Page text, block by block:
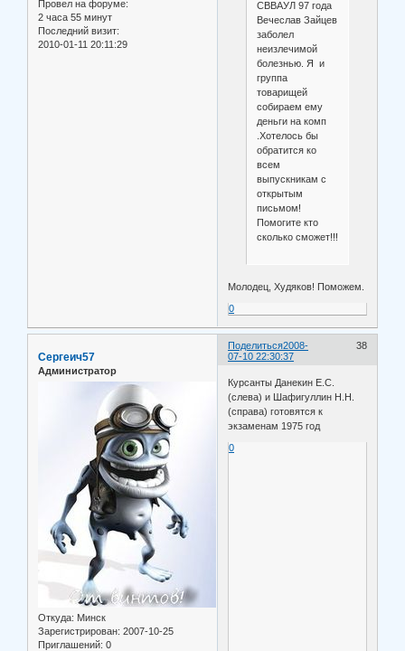
Провел на форуме:
2 часа 55 минут
Последний визит:
2010-01-11 20:11:29
СВВАУЛ 97 года
Вечеслав Зайцев
заболел
неизлечимой
болезнью. Я и
группа
товарищей
собираем ему
деньги на комп
.Хотелось бы
обратится ко
всем
выпускникам с
открытым
письмом!
Помогите кто
сколько сможет!!!
Молодец, Худяков! Поможем.
0
Поделиться 38
2008-
07-10 22:30:37
Сергеич57
Администратор
Откуда: Минск
Зарегистрирован: 2007-10-25
Приглашений: 0
Курсанты Данекин Е.С.
(слева) и Шафигуллин Н.Н.
(справа) готовятся к
экзаменам 1975 год
0